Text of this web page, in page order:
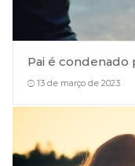
Pai é
13 de março de 2023